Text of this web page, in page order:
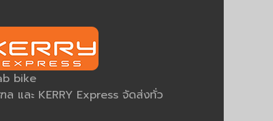
bike
และ KERRY Express จัดส่งทั่ว